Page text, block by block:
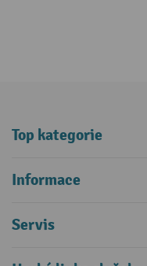
Top kategorie
Informace
Servis